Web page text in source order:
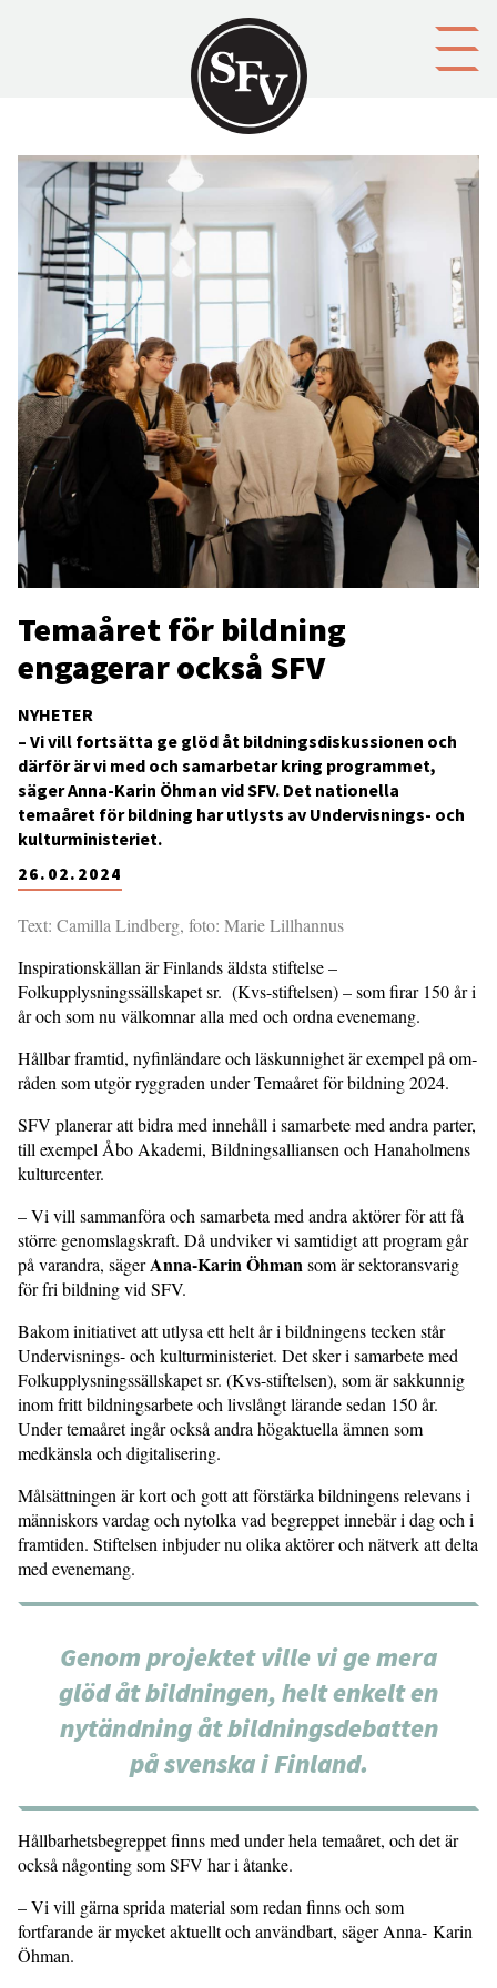
NYHETER
Temaåret för bildning
engagerar också SFV
26.02.2024
– Vi vill fortsätta ge glöd åt bildningsdiskussionen och
därför är vi med och samarbetar kring programmet,
säger Anna-Karin Öhman vid SFV. Det nationella
temaåret för bildning har utlysts av Undervisnings- och
kulturministeriet.
Text: Camilla Lindberg, foto: Marie Lillhannus
Inspirationskällan är Finlands äldsta stiftelse –
Folkupplysningssällskapet sr. (Kvs-stiftelsen) – som firar 150 år i
år och som nu välkomnar alla med och ordna evenemang.
Hållbar framtid, nyfinlän­dare och läskunnig­het är exempel på om­
råden som utgör rygg­raden under Temaåret för bildning 2024.
SFV planerar att bidra med innehåll i samarbete med andra parter,
till exempel Åbo Akademi, Bildningsalliansen och Hanaholmens
kulturcenter.
– Vi vill sammanföra och samarbeta med andra aktörer för att få
större genom­slagskraft. Då undviker vi samtidigt att program går
på varandra, sägerAnna-Karin Öhmansom är sektoransvarig
för fri bildning vid SFV.
Bakom initiativet att utlysa ett helt år i bildningens tecken står
Undervisnings- och kulturministeriet. Det sker i samarbete med
Folkupplysningssällskapet sr. (Kvs-stiftelsen), som är sakkunnig
inom fritt bildningsarbete och livslångt lärande sedan 150 år.
Under temaåret ingår också andra högaktuella ämnen som
medkänsla och digitalisering.
Målsättningen är kort och gott att för­stärka bildningens relevans i
männi­skors vardag och nytolka vad begreppet innebär i dag och i
framtiden. Stiftelsen inbjuder nu olika aktörer och nätverk att delta
med evenemang.
Genom projektet ville vi ge mera
glöd åt bildningen, helt enkelt en
nytändning åt bildningsdebatten
på svenska i Fin­land.
Hållbarhetsbegreppet finns med under hela temaåret, och det är
också någonting som SFV har i åtanke.
– Vi vill gärna sprida material som redan finns och som
fortfarande är mycket aktuellt och användbart, säger Anna- Karin
Öhman.